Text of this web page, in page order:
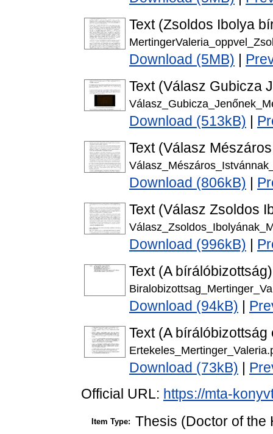
Text (Zsoldos Ibolya
Download (5MB)
Text (Válasz Gubicza
Download (513kB)
Text (Válasz
Download (806kB)
Text (Válasz Zsoldos
Download (996kB)
Text (A bírálóbizottság)
Download (94kB)
Text (A
Download (73kB)
Official URL: https://mta-
Item Type: Thesis (Doctor of the